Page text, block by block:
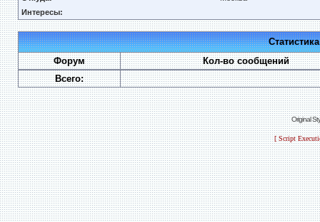
Интересы:
Форум
Кол-во сообщений
Всего:
Original
[ Script